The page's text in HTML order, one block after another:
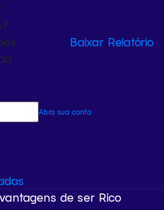
Baixar Relatório
Abra sua conta
de ser Rico